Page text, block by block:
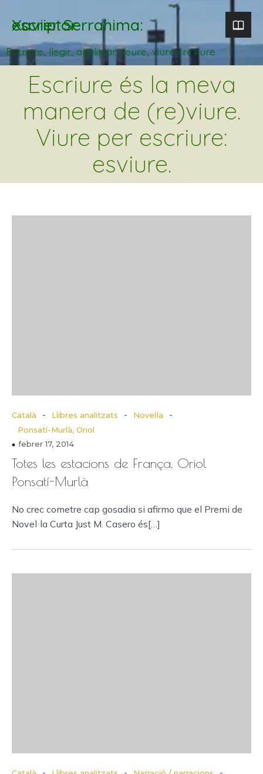
Xavier Serrahima: escriptor
Escriure, llegir, analitzar. veure, viure i reviure
Escriure és la meva
manera de (re)viure.
Viure per escriure:
esviure.
Català - Llibres analitzats - Novel·la -
Ponsatí-Murlà, Oriol
febrer 17, 2014
Totes les estacions de França, Oriol
Ponsatí-Murlà
No crec cometre cap gosadia si afirmo que el Premi de
Novel·la Curta Just M. Casero és[…]